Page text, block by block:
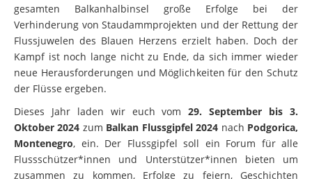
gesamten Balkanhalbinsel große Erfolge bei der
Verhinderung von Staudammprojekten und der Rettung der
Flussjuwelen des Blauen Herzens erzielt haben. Doch der
Kampf ist noch lange nicht zu Ende, da sich immer wieder
neue Herausforderungen und Möglichkeiten für den Schutz
der Flüsse ergeben.
Dieses Jahr laden wir euch vom29. September bis 3.
Oktober 2024 zum Balkan Flussgipfel 2024 nach Podgorica,
Montenegro, ein. Der Flussgipfel soll ein Forum für alle
Flussschützer*innen und Unterstützer*innen bieten um
zusammen zu kommen, Erfolge zu feiern, Geschichten